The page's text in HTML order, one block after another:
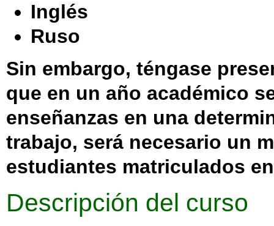
Inglés
Ruso
Sin embargo, téngase
que en un año académico
enseñanzas en una
trabajo, será necesario un
estudiantes matriculados
Descripción del curso